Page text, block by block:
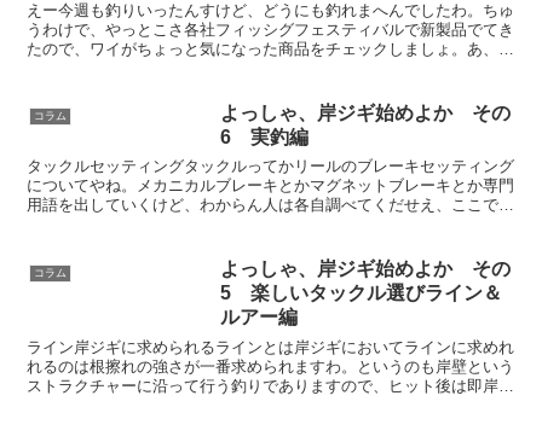
えー今週も釣りいったんすけど、どうにも釣れまへんでしたわ。ちゅ
うわけで、やっとこさ各社フィッシグフェスティバルで新製品でてき
たので、ワイがちょっと気になった商品をチェックしましょ。あ、フ
コラム
よっしゃ、岸ジギ始めよか その
6 実釣編
タックルセッティングタックルってかリールのブレーキセッティング
についてやね。メカニカルブレーキとかマグネットブレーキとか専門
用語を出していくけど、わからん人は各自調べてくだせえ、ここでは
コラム
よっしゃ、岸ジギ始めよか その
5 楽しいタックル選びライン＆
ルアー編
ライン岸ジギに求められるラインとは岸ジギにおいてラインに求めれ
れるのは根擦れの強さが一番求められますわ。というのも岸壁という
ストラクチャーに沿って行う釣りでありますので、ヒット後は即岸壁